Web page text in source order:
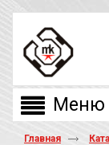
Главная